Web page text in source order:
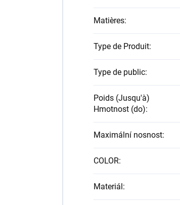
Matières:
Type de Produit:
Type de public:
Poids (Jusqu'à)
Hmotnost (do):
Maximální nosnost:
COLOR:
Materiál: